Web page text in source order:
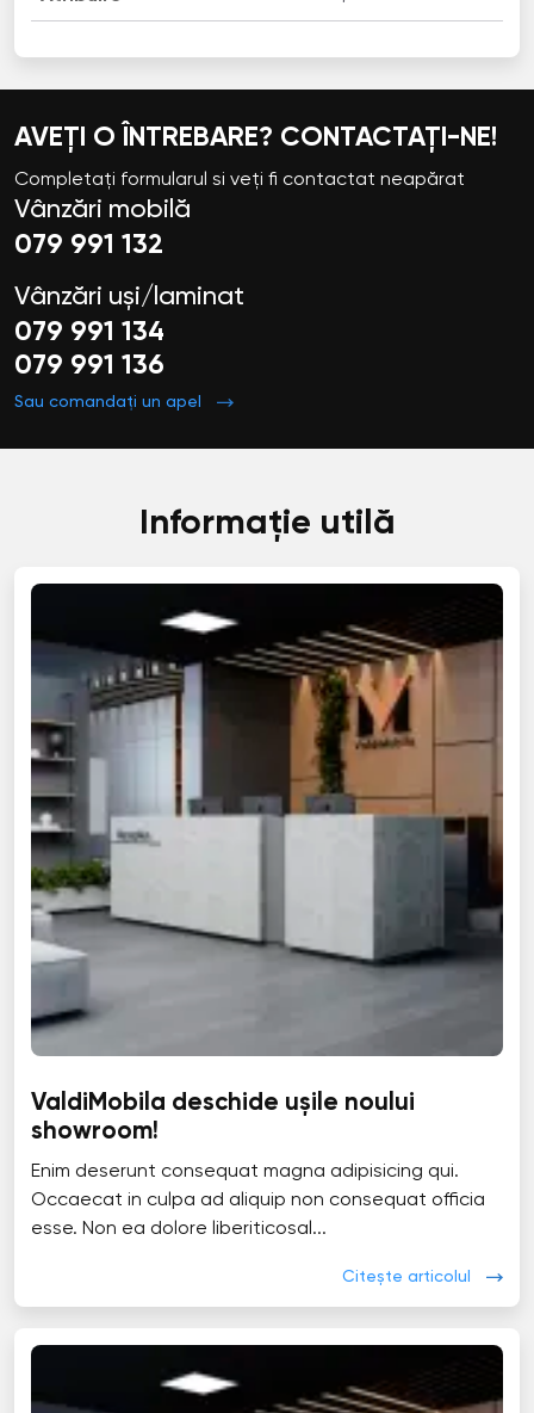
AVEȚI O ÎNTREBARE? CONTACTAȚI-NE!
Completați formularul si veți fi contactat neapărat
Vânzări mobilă
079 991 132
Vânzări uși/laminat
079 991 134
079 991 136
Sau comandați un apel
Informație utilă
ValdiMobila deschide ușile noului
showroom!
Enim deserunt consequat magna adipisicing qui.
Occaecat in culpa ad aliquip non consequat officia
esse. Non ea dolore liberiticosal...
Citește articolul